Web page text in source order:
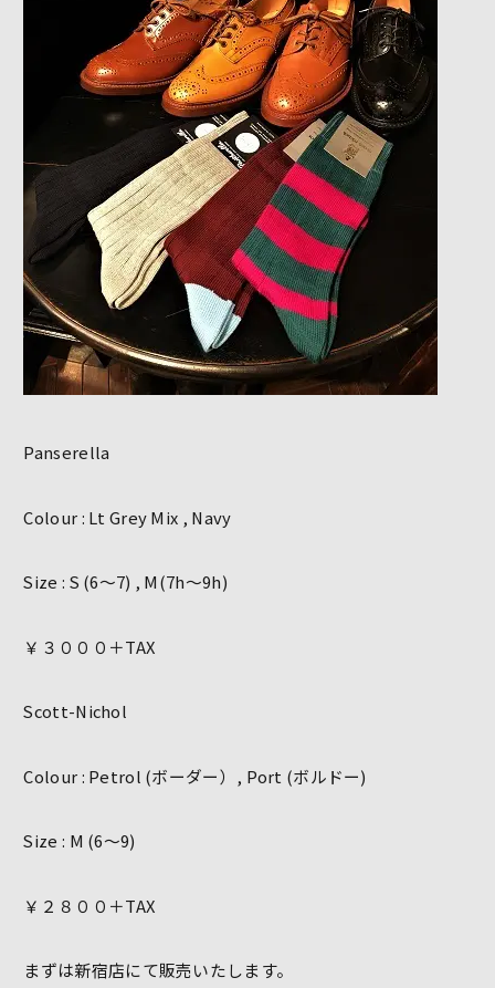
Panserella
Colour : Lt Grey Mix , Navy
Size : S (6～7) , M(7h～9h)
￥３０００＋TAX
Scott-Nichol
Colour : Petrol (ボーダー）, Port (ボルドー)
Size : M (6～9)
￥２８００＋TAX
まずは新宿店にて販売いたします。